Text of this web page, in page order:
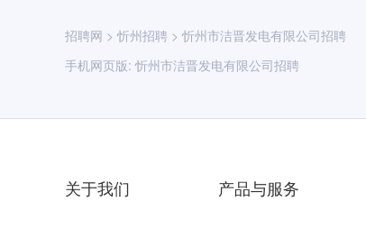
招聘网 > 忻州招聘 > 忻州市洁晋发电有限公司招聘
手机网页版:忻州市洁晋发电有限公司招聘
关于我们 产品与服务